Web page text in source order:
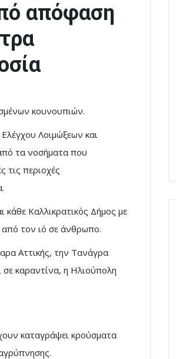
απόφαση
κουνουπιών.
Λοιμώξεων και
τα νοσήματα που
τις περιοχές
κάθε Καλλικρατικός Δήμος με
από τον ιό σε άνθρωπο.
Αττικής, την Τανάγρα
σε καραντίνα, η Ηλιούπολη
καταγράψει κρούσματα